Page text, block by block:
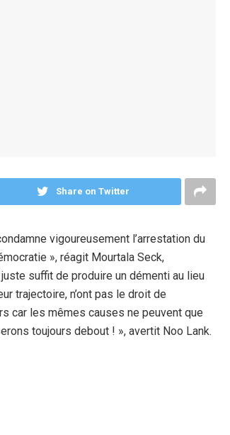
Share on Twitter
vigoureusement l’arrestation du
», réagit Mourtala Seck,
suffit de produire un démenti au lieu
trajectoire, n’ont pas le droit de
car les mêmes causes ne peuvent que
toujours debout ! », avertit Noo Lank.